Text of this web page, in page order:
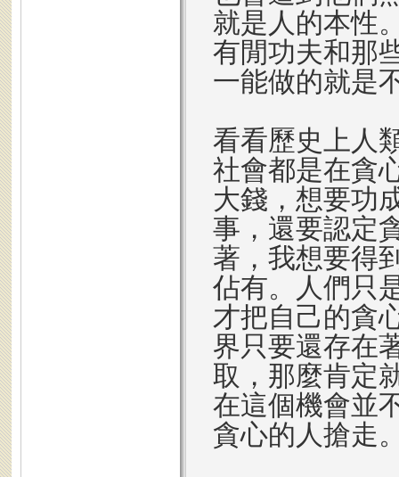
就是人的本性
有閒功夫和那
一能做的就是
看看歷史上人
社會都是在貪
大錢，想要功
事，還要認定
著，我想要得
佔有。人們只
才把自己的貪
界只要還存在
取，那麼肯定
在這個機會並
貪心的人搶走